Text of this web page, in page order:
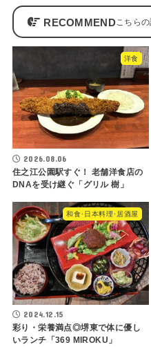
RECOMMEND
洋食
2026.08.06
住之江公園駅すぐ！ 老舗洋食店の
DNAを受け継ぐ「グリル 樹」
和食･日本料理･居酒屋
2024.12.15
彩り・栄養満点◎堺東で体に優し
いランチ「369 MIROKU」